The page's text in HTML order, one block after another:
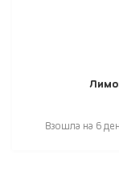
Взошла на 6